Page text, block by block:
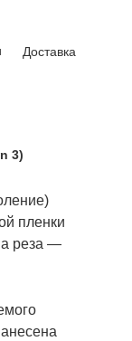
Доставка
3)
пленки
реза —